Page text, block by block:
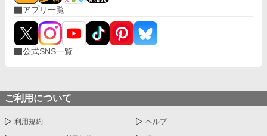
です。
アプリ一覧
公式SNS一覧
ご利用について
利用規約 ヘルプ